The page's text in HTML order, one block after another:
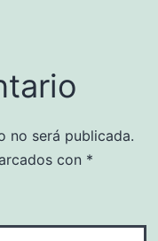
no será publicada.
con *